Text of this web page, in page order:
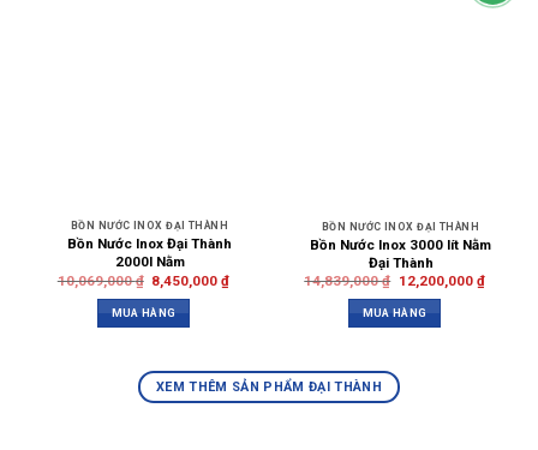
BỒN NƯỚC INOX ĐẠI THÀNH
Bồn Nước Inox Đại Thành
2000l Nằm
10,069,000₫ 8,450,000₫
MUA HÀNG
BỒN NƯỚC INOX ĐẠI THÀNH
Bồn Nước Inox 3000 lít Nằm
Đại Thành
14,839,000₫ 12,200,000 ₫
MUA HÀNG
XEM THÊM SẢN PHẨM ĐẠI THÀNH